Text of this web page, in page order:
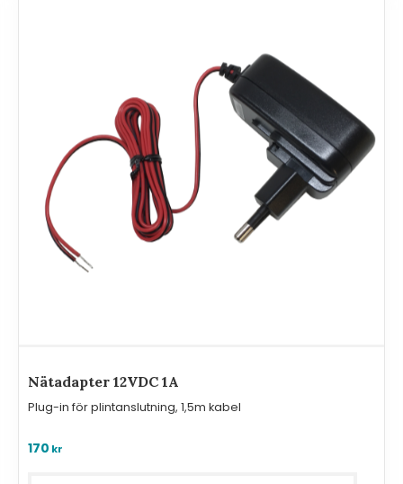
Nätadapter 12VDC 1A
Plug-in för plintanslutning, 1,5m kabel
170 kr